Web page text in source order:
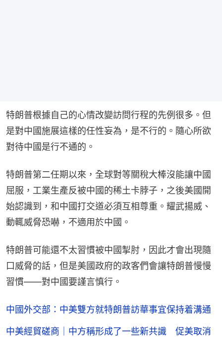
特朗普根據自己的心情改變訪問行程的先例很多。但
是對中國施展這樣的任性妄為，是不行的。隨心所欲
對待中國是行不通的。
特朗普第二任期以來，全球對等關稅大棒沒能讓中國
屈服，工業生產反被中國的稀土卡脖子，之後美國開
始認識到，和中國打交道必須互相尊重。耀武揚威、
動輒威脅恐嚇，不適用於中國。
特朗普可能還不太習慣被中國掣肘，因此才會出現隨
口威脅的話，但是美國政府的政客們會讓特朗普慢慢
習慣——對中國要謹言慎行。
中國‌外交部：中美雙方就特朗普訪華事宜保持着溝通
中美經貿磋商｜中方稱形成了一些新共識 促美取消